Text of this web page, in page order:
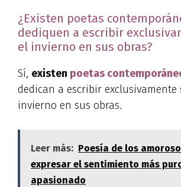
¿Existen poetas
dediquen a escribir
el invierno en sus obras?
Sí, existen poetas
dedican a escribir exclusivamente
invierno en sus obras.
Leer más: Poesía de los
expresar el sentimiento más
apasionado